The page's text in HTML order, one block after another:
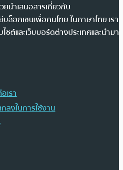
นำเสนอสารเกี่ยวกับ
ล็อกเชนเพื่อคนไทย ในภาษาไทย เรา
ต์และเว็บบอร์ดต่างประเทศและนำมา
เรา
ลงในการใช้งาน